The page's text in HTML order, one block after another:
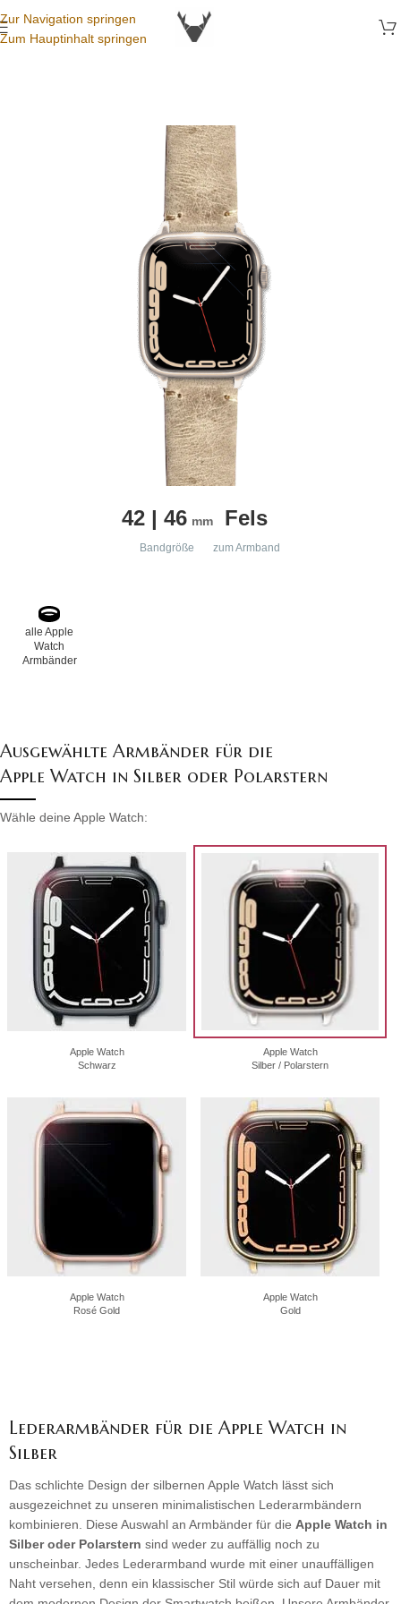
Zur Navigation springen
Zum Hauptinhalt springen
42 | 46 mm
Bandgröße
Fels
zum Armband
alle Apple
Watch
Armbänder
Ausgewählte Armbänder für die
Apple Watch in Silber oder Polarstern
Wähle deine Apple Watch:
Apple Watch
Schwarz
Apple Watch
Silber / Polarstern
Apple Watch
Rosé Gold
Apple Watch
Gold
Lederarmbänder für die Apple Watch in
Silber
Das schlichte Design der silbernen Apple Watch lässt sich
ausgezeichnet zu unseren minimalistischen Lederarmbändern
kombinieren. Diese Auswahl an Armbänder für die Apple Watch in
Silber oder Polarstern sind weder zu auffällig noch zu
unscheinbar. Jedes Lederarmband wurde mit einer unauffälligen
Naht versehen, denn ein klassischer Stil würde sich auf Dauer mit